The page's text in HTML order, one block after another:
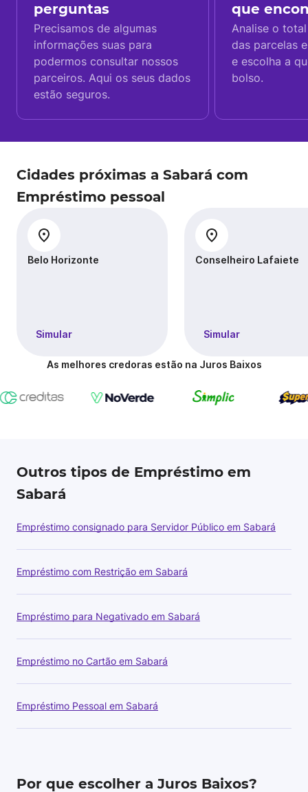
perguntas
Precisamos de algumas
informações suas para
podermos consultar nossos
parceiros. Aqui os seus dados
estão seguros.
que
Analise o
das parcelas
e escolha a
bolso.
Cidades próximas a Sabará com
Empréstimo pessoal
Belo Horizonte
Simular
Conselheiro Lafaiete
Simular
As melhores credoras estão na Juros Baixos
Outros tipos de Empréstimo em
Sabará
Empréstimo consignado para Servidor Público em Sabará
Empréstimo com Restrição em Sabará
Empréstimo para Negativado em Sabará
Empréstimo no Cartão em Sabará
Empréstimo Pessoal em Sabará
Por que escolher a Juros Baixos?